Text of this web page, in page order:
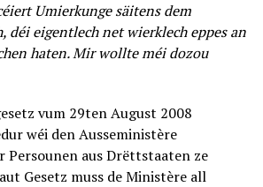
Umierkunge säitens dem
déi eigentlech net wierklech eppes an
haten. Mir wollte méi dozou
vum 29ten August 2008
wéi den Ausseministère
Persounen aus Drëttstaaten ze
Gesetz muss de Ministère all